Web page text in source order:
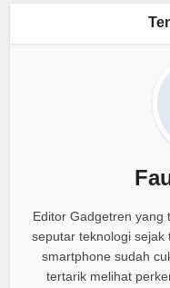
Editor Gadgetren yang
seputar teknologi
smartphone sudah
tertarik melihat